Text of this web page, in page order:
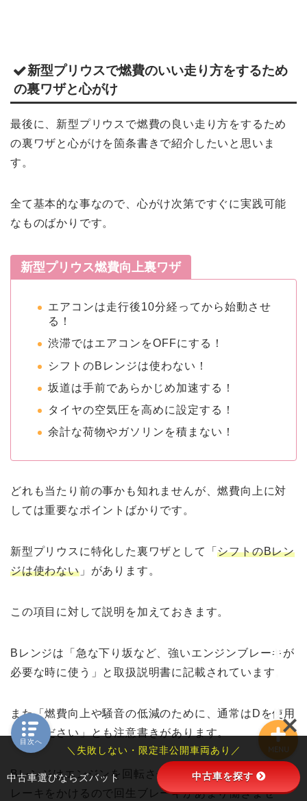
新型プリウスで燃費のいい走り方をするため
の裏ワザと心がけ
最後に、新型プリウスで燃費の良い走り方をするため
の裏ワザと心がけを箇条書きで紹介したいと思いま
す。
全て基本的な事なので、心がけ次第ですぐに実践可能
なものばかりです。
新型プリウス燃費向上裏ワザ
エアコンは走行後10分経ってから始動させ
る！
渋滞ではエアコンをOFFにする！
シフトのBレンジは使わない！
坂道は手前であらかじめ加速する！
タイヤの空気圧を高めに設定する！
余計な荷物やガソリンを積まない！
どれも当たり前の事かも知れませんが、燃費向上に対
しては重要なポイントばかりです。
新型プリウスに特化した裏ワザとして「シフトのBレン
ジは使わない」があります。
この項目に対して説明を加えておきます。
Bレンジは「急な下り坂など、強いエンジンブレーキが
必要な時に使う」と取扱説明書に記載されています。
また「燃費向上や騒音の低減のために、通常はDを使用
してください」とも注意書きがあります。
Bレンジはエンジンを回転させてその抵抗でエンジンブ
レーキをかけるので回生ブレーキがあまり働きませ
MENU
ホーム
車サブスク
SUZUKIの車
TOYOTAの車
プリウス
＼失敗しない・限定非公開車両あり／
中古車選びならズバット 中古車を探す
目次へ